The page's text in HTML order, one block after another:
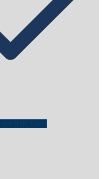
IHK Köln